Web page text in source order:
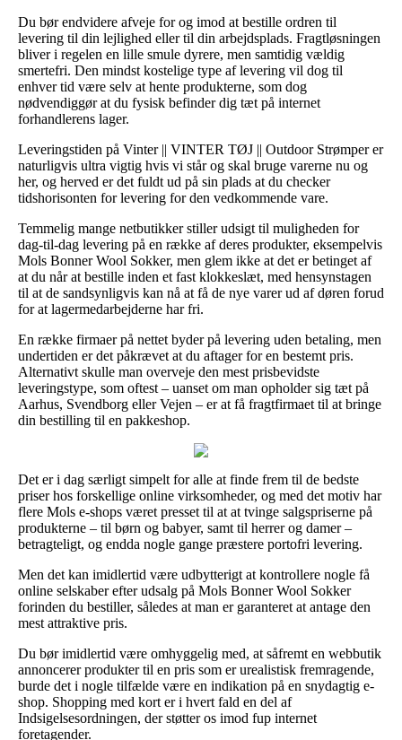
Du bør endvidere afveje for og imod at bestille ordren til
levering til din lejlighed eller til din arbejdsplads. Fragtløsningen
bliver i regelen en lille smule dyrere, men samtidig vældig
smertefri. Den mindst kostelige type af levering vil dog til
enhver tid være selv at hente produkterne, som dog
nødvendiggør at du fysisk befinder dig tæt på internet
forhandlerens lager.
Leveringstiden på Vinter || VINTER TØJ || Outdoor Strømper er
naturligvis ultra vigtig hvis vi står og skal bruge varerne nu og
her, og herved er det fuldt ud på sin plads at du checker
tidshorisonten for levering for den vedkommende vare.
Temmelig mange netbutikker stiller udsigt til muligheden for
dag-til-dag levering på en række af deres produkter, eksempelvis
Mols Bonner Wool Sokker, men glem ikke at det er betinget af
at du når at bestille inden et fast klokkeslæt, med hensynstagen
til at de sandsynligvis kan nå at få de nye varer ud af døren forud
for at lagermedarbejderne har fri.
En række firmaer på nettet byder på levering uden betaling, men
undertiden er det påkrævet at du aftager for en bestemt pris.
Alternativt skulle man overveje den mest prisbevidste
leveringstype, som oftest – uanset om man opholder sig tæt på
Aarhus, Svendborg eller Vejen – er at få fragtfirmaet til at bringe
din bestilling til en pakkeshop.
Det er i dag særligt simpelt for alle at finde frem til de bedste
priser hos forskellige online virksomheder, og med det motiv har
flere Mols e-shops været presset til at at tvinge salgspriserne på
produkterne – til børn og babyer, samt til herrer og damer –
betragteligt, og endda nogle gange præstere portofri levering.
Men det kan imidlertid være udbytterigt at kontrollere nogle få
online selskaber efter udsalg på Mols Bonner Wool Sokker
forinden du bestiller, således at man er garanteret at antage den
mest attraktive pris.
Du bør imidlertid være omhyggelig med, at såfremt en webbutik
annoncerer produkter til en pris som er urealistisk fremragende,
burde det i nogle tilfælde være en indikation på en snydagtig e-
shop. Shopping med kort er i hvert fald en del af
Indsigelsesordningen, der støtter os imod fup internet
foretagender.